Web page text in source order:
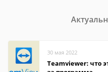
30 мая 2022
Teamviewer: что